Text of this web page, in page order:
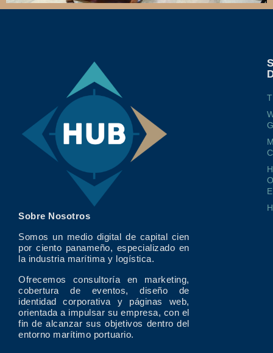
Sobre Nosotros
Somos un medio digital de capital cien
por ciento panameño, especializado en
la industria marítima y logística.
Ofrecemos consultoría en marketing,
cobertura de eventos, diseño de
identidad corporativa y páginas web,
orientada a impulsar su empresa, con el
fin de alcanzar sus objetivos dentro del
entorno marítimo portuario.